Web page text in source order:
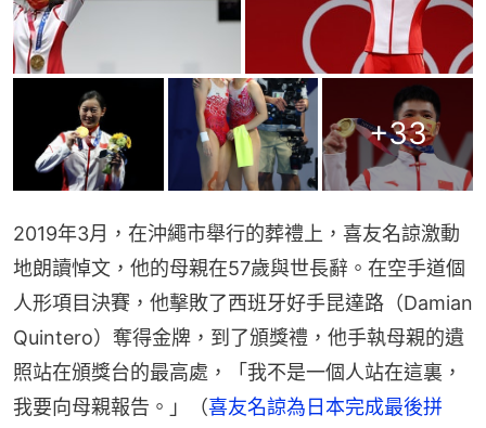
+33
2019年3月，在沖繩市舉行的葬禮上，喜友名諒激動
地朗讀悼文，他的母親在57歲與世長辭。在空手道個
人形項目決賽，他擊敗了西班牙好手昆達路（Damian
Quintero）奪得金牌，到了頒獎禮，他手執母親的遺
照站在頒獎台的最高處，「我不是一個人站在這裏，
我要向母親報告。」（喜友名諒為日本完成最後拼